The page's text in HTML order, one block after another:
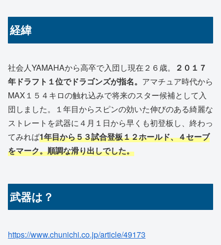
経緯
社会人YAMAHAから高卒で入団し現在２６歳。
２０１７
年ドラフト１位でドラゴンズが指名。 アマチュア時代から
MAX１５４キロの触れ込みで将来のスター候補として入
団しました。１年目からスピンの効いた伸びのある綺麗な
ストレートを武器に４月１日から早くも初登板し、終わっ
てみれば1年目から５３試合登板１２ホールド、４セーブ
をマーク。順調な滑り出しでした。
武器は？
https://www.chunichi.co.jp/article/49173